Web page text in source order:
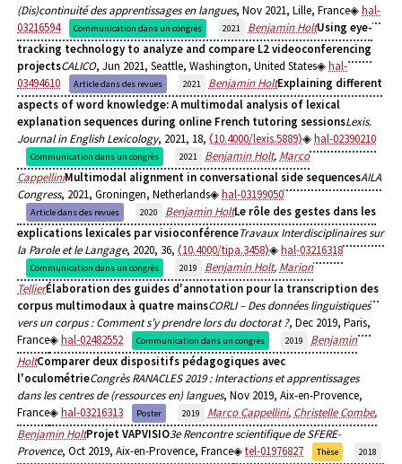
(Dis)continuité des apprentissages en langues, Nov 2021, Lille, France
hal-
03216594
Communication dans un congrès 2021 Benjamin HoltUsing eye-
tracking technology to analyze and compare L2 videoconferencing
projectsCALICO, Jun 2021, Seattle, Washington, United States
hal-
03494610
Article dans des revues 2021 Benjamin HoltExplaining different
aspects of word knowledge: A multimodal analysis of lexical
explanation sequences during online French tutoring sessionsLexis.
Journal in English Lexicology, 2021, 18, ⟨10.4000/lexis.5889⟩ hal-02390210
Communication dans un congrès 2021 Benjamin Holt, Marco
CappelliniMultimodal alignment in conversational side sequencesAILA
Congress, 2021, Groningen, Netherlands hal-03199050
Article dans des revues 2020 Benjamin HoltLe rôle des gestes dans les
explications lexicales par visioconférenceTravaux Interdisciplinaires sur
la Parole et le Langage, 2020, 36, ⟨10.4000/tipa.3458⟩ hal-03216318
Communication dans un congrès 2019 Benjamin Holt, Marion
TellierÉlaboration des guides d'annotation pour la transcription des
corpus multimodaux à quatre mainsCORLI – Des données linguistiques
vers un corpus : Comment s’y prendre lors du doctorat ?, Dec 2019, Paris,
France
hal-02482552 Communication dans un congrès 2019
Benjamin
HoltComparer deux dispositifs pédagogiques avec
l'oculométrieCongrès RANACLES 2019 : Interactions et apprentissages
dans les centres de (ressources en) langues, Nov 2019, Aix-en-Provence,
France
hal-03216313 Poster 2019 Marco Cappellini, Christelle Combe,
Benjamin HoltProjet VAPVISIO3e Rencontre scientifique de SFERE-
Provence, Oct 2019, Aix-en-Provence, France tel-01976827 Thèse 2018